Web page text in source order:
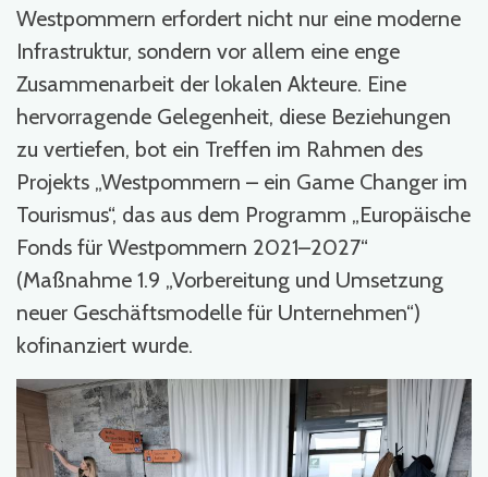
Westpommern erfordert nicht nur eine moderne
Infrastruktur, sondern vor allem eine enge
Zusammenarbeit der lokalen Akteure. Eine
hervorragende Gelegenheit, diese Beziehungen
zu vertiefen, bot ein Treffen im Rahmen des
Projekts „Westpommern – ein Game Changer im
Tourismus“, das aus dem Programm „Europäische
Fonds für Westpommern 2021–2027“
(Maßnahme 1.9 „Vorbereitung und Umsetzung
neuer Geschäftsmodelle für Unternehmen“)
kofinanziert wurde.